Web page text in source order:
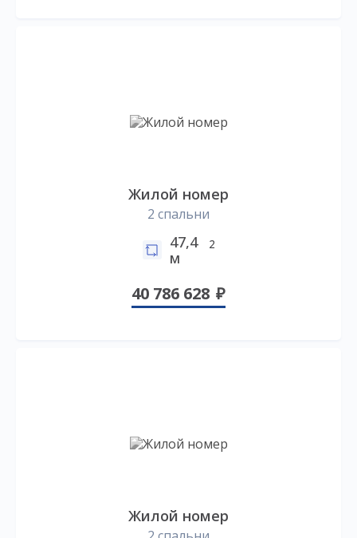
Жилой номер
2 спальни
47,4
м
2
40 786 628
Жилой номер